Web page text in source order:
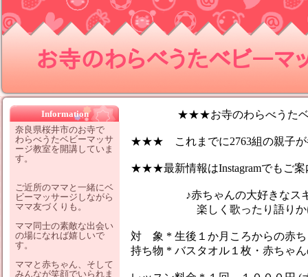
お寺のわらべうたベビーマッ
★★★お寺のわらべうたベ
★★★ これまでに2763組の親子が
★★★最新情報はInstagramでもご案
♪赤ちゃんの大好きなスキン
楽しく歌ったり語りかけな
対 象 * 生後１か月ころからの赤ち
持ち物 * バスタオル１枚・赤ちゃ
Information
奈良県桜井市のお寺で
わらべうたベビーマッサ
ージ教室を開講していま
す。
ご近所のママと一緒にベ
ビーマッサージしながら
ママ友づくりも。
ママ同士の素敵な出会い
の場になれば嬉しいで
す。
ママと赤ちゃん、そして
みんなが笑顔でいられま